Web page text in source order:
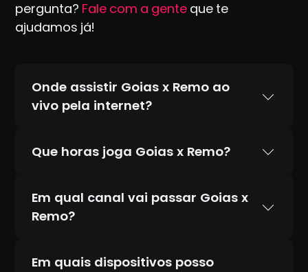
pergunta? Fale com a gente que te
ajudamos já!
Onde assistir Goias x Remo ao
vivo pela internet?
Que horas joga Goias x Remo?
Em qual canal vai passar Goias x
Remo?
Em quais dispositivos posso